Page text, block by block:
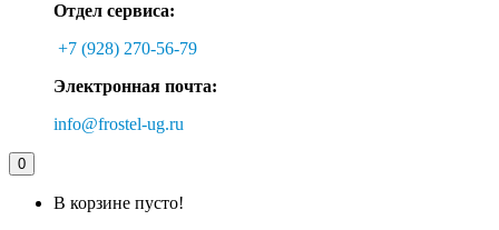
Отдел сервиса:
+7 (928) 270-56-79
Электронная почта:
info@frostel-ug.ru
0
В корзине пусто!